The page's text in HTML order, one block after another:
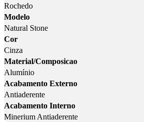
Rochedo
Modelo
Natural Stone
Cor
Cinza
Material/Composicao
Alumínio
Acabamento Externo
Antiaderente
Acabamento Interno
Minerium Antiaderente